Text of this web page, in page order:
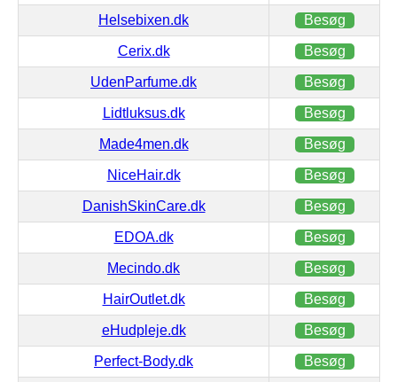
Helsebixen.dk Besøg
Cerix.dk Besøg
UdenParfume.dk Besøg
Lidtluksus.dk Besøg
Made4men.dk Besøg
NiceHair.dk Besøg
DanishSkinCare.dk Besøg
EDOA.dk Besøg
Mecindo.dk Besøg
HairOutlet.dk Besøg
eHudpleje.dk Besøg
Perfect-Body.dk Besøg